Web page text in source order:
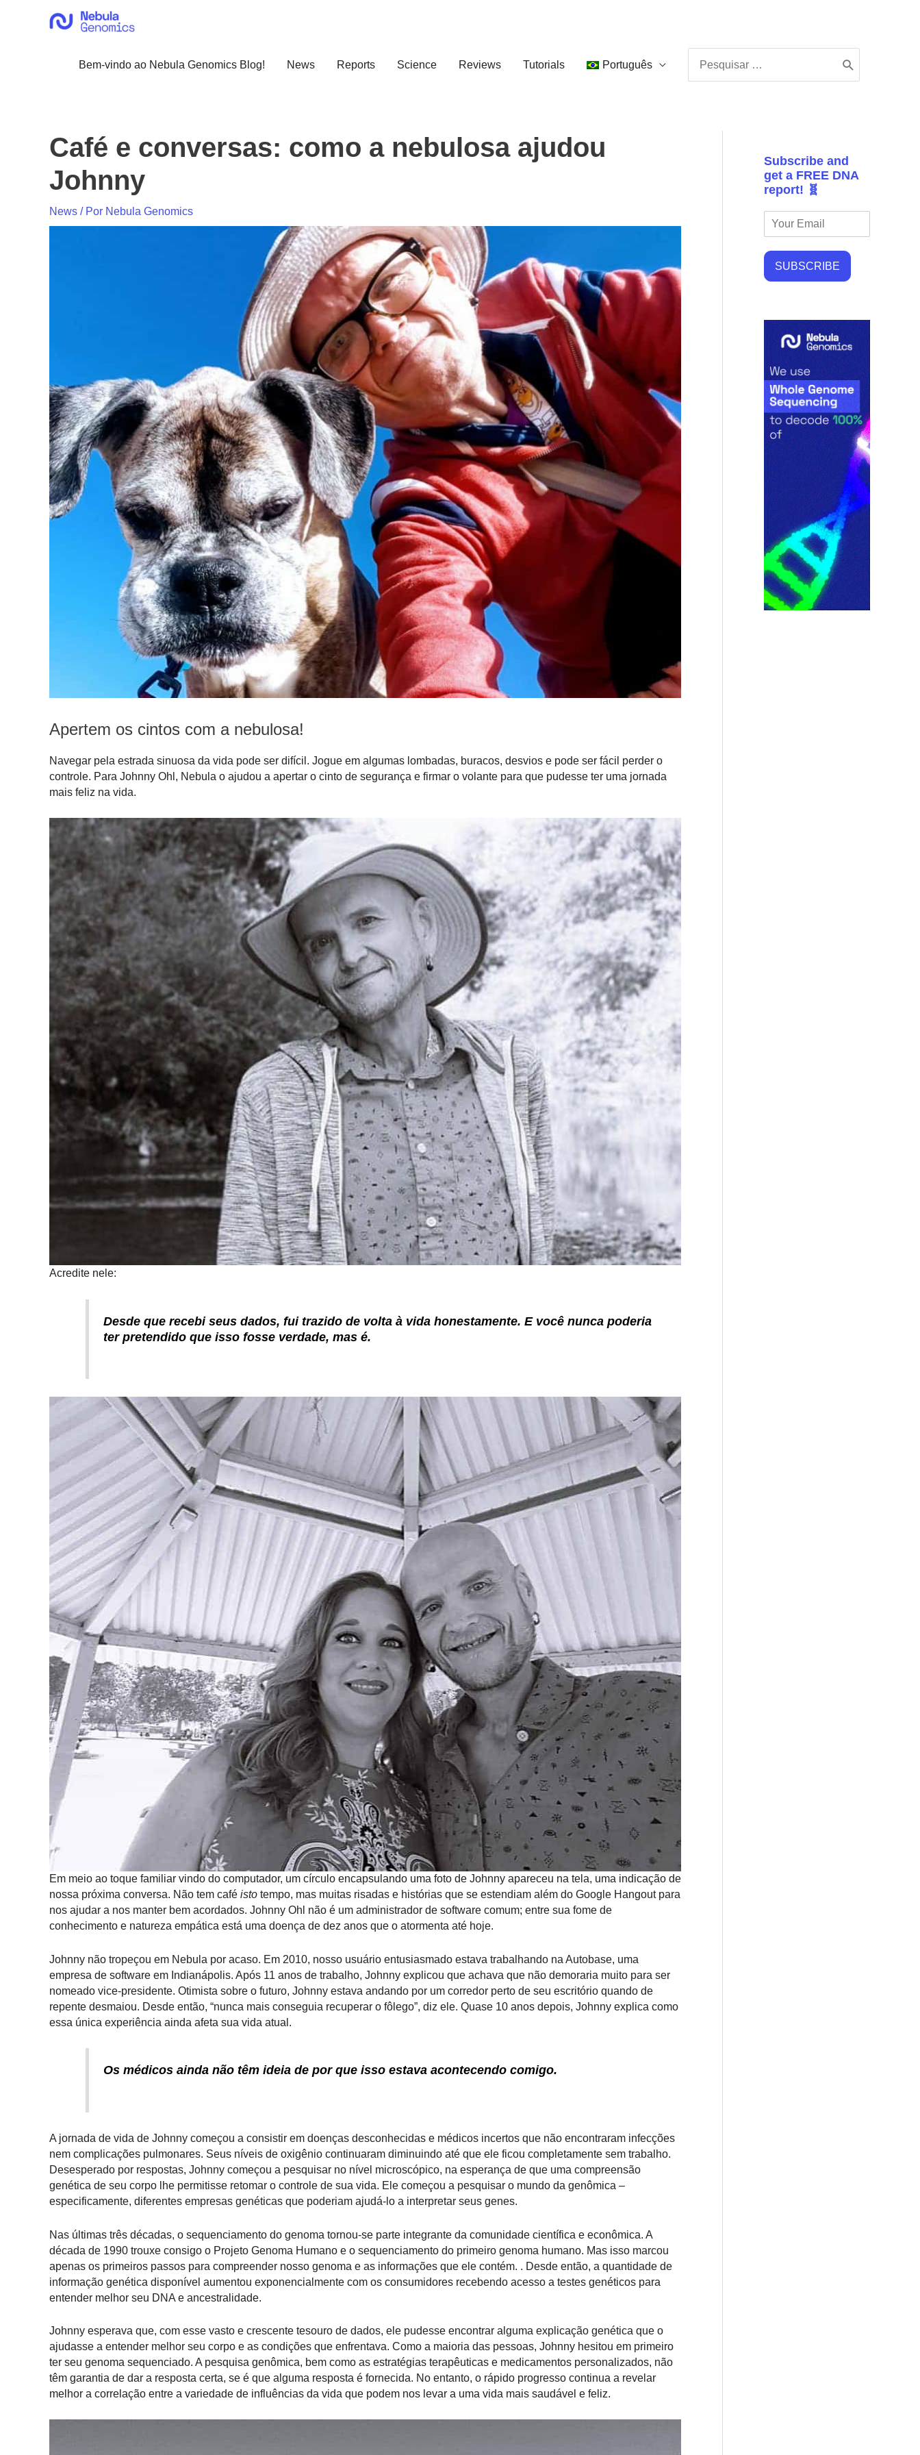
Bem-vindo ao Nebula Genomics Blog!
News Reports Science Reviews Tutorials Português
Café e conversas: como a nebulosa ajudou
Johnny
News / Por Nebula Genomics
Apertem os cintos com a nebulosa!
Navegar pela estrada sinuosa da vida pode ser difícil. Jogue em algumas lombadas, buracos, desvios e pode ser fácil perder o
controle. Para Johnny Ohl, Nebula o ajudou a apertar o cinto de segurança e firmar o volante para que pudesse ter uma jornada
mais feliz na vida.
Acredite nele:
Desde que recebi seus dados, fui trazido de volta à vida honestamente. E você nunca poderia
ter pretendido que isso fosse verdade, mas é.
Em meio ao toque familiar vindo do computador, um círculo encapsulando uma foto de Johnny apareceu na tela, uma indicação de
nossa próxima conversa. Não tem café isto tempo, mas muitas risadas e histórias que se estendiam além do Google Hangout para
nos ajudar a nos manter bem acordados. Johnny Ohl não é um administrador de software comum; entre sua fome de
conhecimento e natureza empática está uma doença de dez anos que o atormenta até hoje.
Johnny não tropeçou em Nebula por acaso. Em 2010, nosso usuário entusiasmado estava trabalhando na Autobase, uma
empresa de software em Indianápolis. Após 11 anos de trabalho, Johnny explicou que achava que não demoraria muito para ser
nomeado vice-presidente. Otimista sobre o futuro, Johnny estava andando por um corredor perto de seu escritório quando de
repente desmaiou. Desde então, “nunca mais conseguia recuperar o fôlego”, diz ele. Quase 10 anos depois, Johnny explica como
essa única experiência ainda afeta sua vida atual.
Os médicos ainda não têm ideia de por que isso estava acontecendo comigo.
A jornada de vida de Johnny começou a consistir em doenças desconhecidas e médicos incertos que não encontraram infecções
nem complicações pulmonares. Seus níveis de oxigênio continuaram diminuindo até que ele ficou completamente sem trabalho.
Desesperado por respostas, Johnny começou a pesquisar no nível microscópico, na esperança de que uma compreensão
genética de seu corpo lhe permitisse retomar o controle de sua vida. Ele começou a pesquisar o mundo da genômica –
especificamente, diferentes empresas genéticas que poderiam ajudá-lo a interpretar seus genes.
Nas últimas três décadas, o sequenciamento do genoma tornou-se parte integrante da comunidade científica e econômica. A
década de 1990 trouxe consigo o Projeto Genoma Humano e o sequenciamento do primeiro genoma humano. Mas isso marcou
apenas os primeiros passos para compreender nosso genoma e as informações que ele contém. . Desde então, a quantidade de
informação genética disponível aumentou exponencialmente com os consumidores recebendo acesso a testes genéticos para
entender melhor seu DNA e ancestralidade.
Johnny esperava que, com esse vasto e crescente tesouro de dados, ele pudesse encontrar alguma explicação genética que o
ajudasse a entender melhor seu corpo e as condições que enfrentava. Como a maioria das pessoas, Johnny hesitou em primeiro
ter seu genoma sequenciado. A pesquisa genômica, bem como as estratégias terapêuticas e medicamentos personalizados, não
têm garantia de dar a resposta certa, se é que alguma resposta é fornecida. No entanto, o rápido progresso continua a revelar
melhor a correlação entre a variedade de influências da vida que podem nos levar a uma vida mais saudável e feliz.
Subscribe and
get a FREE DNA
report! 🧬
SUBSCRIBE